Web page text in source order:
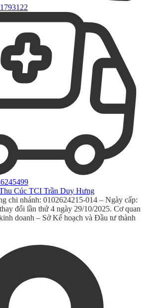
Cúc TCI Trần Duy Hưng
chi nhánh: 0102624215-014 – Ngày cấp:
đổi lần thứ 4 ngày 29/10/2025. Cơ quan
doanh – Sở Kế hoạch và Đầu tư thành